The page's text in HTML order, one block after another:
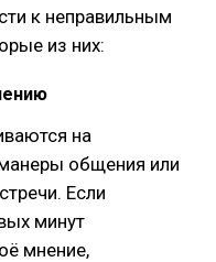
к неправильным
из них:
на
общения или
Если
минут
мнение,